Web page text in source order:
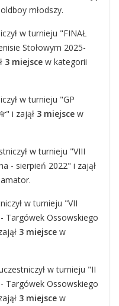
młodszy.
w turnieju "FINAŁ
Stołowym 2025-
3 miejsce w kategorii
w turnieju "GP
i zajął 3 miejsce w
w turnieju "VIII
- sierpień 2022" i zajął
w turnieju "VII
Targówek Ossowskiego
3 miejsce w
w turnieju "II
Targówek Ossowskiego
3 miejsce w